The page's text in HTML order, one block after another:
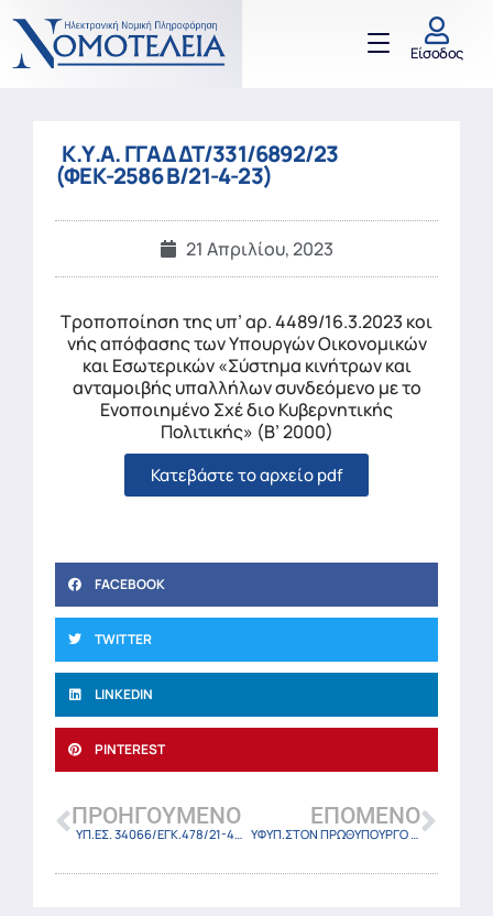
Είσοδος
Κ.Υ.Α. ΓΓΑΔΔΤ/331/6892/23
(ΦΕΚ-2586 Β/21-4-23)
21 Απριλίου, 2023
Τροποποίηση της υπ’ αρ. 4489/16.3.2023 κοι
νής απόφασης των Υπουργών Οικονομικών
και Εσωτερικών «Σύστημα κινήτρων και
ανταμοιβής υπαλλήλων συνδεόμενο με το
Ενοποιημένο Σχέ διο Κυβερνητικής
Πολιτικής» (Β’ 2000)
Κατεβάστε το αρχείο pdf
FACEBOOK
TWITTER
LINKEDIN
PINTEREST
ΠΡΟΗΓΟΎΜΕΝΟ
ΥΠ.ΕΣ. 34066/ΕΓΚ.478/21-4-23
ΕΠΌΜΕΝΟ
ΥΦΥΠ.ΣΤΟΝ ΠΡΩΘΥΠΟΥΡΓΟ Ε/295/23 (ΦΕΚ 2681 Β/21-4-2023)